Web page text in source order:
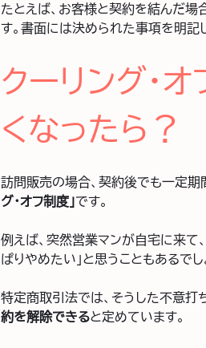
たとえば、お客様と契約を結んだ場合
す。書面には決められた事項を明記
クーリング・
くなったら？
訪問販売の場合、契約後でも一定
グ・オフ制度」です。
例えば、突然営業マンが自宅に来て
ぱりやめたい」と思うこともあるでし
特定商取引法では、そうした不意打
約を解除できると定めています。